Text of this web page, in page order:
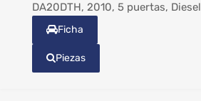
DA20DTH, 2010, 5 puertas, Diesel
Ficha
Piezas